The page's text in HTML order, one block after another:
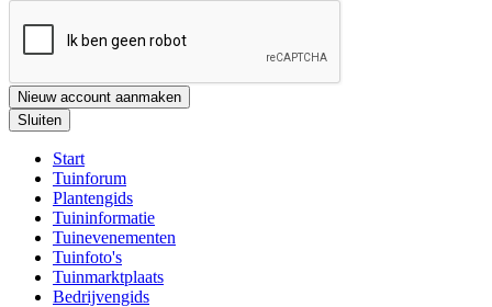
Nieuw account aanmaken
Sluiten
Start
Tuinforum
Plantengids
Tuininformatie
Tuinevenementen
Tuinfoto's
Tuinmarktplaats
Bedrijvengids